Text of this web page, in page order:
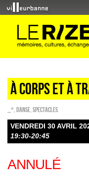
À corps et à
_* Danse SPECTACLES
VENDREDI 30 AVRIL
19:30-20:45
ANNULÉ